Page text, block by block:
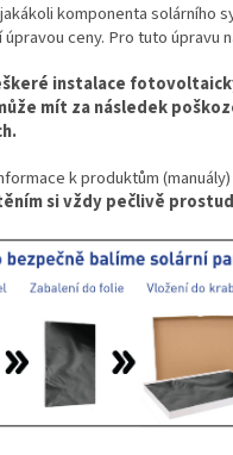
komponenta solárního
ceny. Pro tuto
instalace
mít za následek
k produktům
si vždy pečlivě